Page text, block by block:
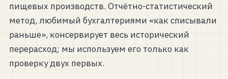
пищевых производств. Отчётно-статистический
метод, любимый бухгалтериями «как списывали
раньше», консервирует весь исторический
перерасход; мы используем его только как
проверку двух первых.